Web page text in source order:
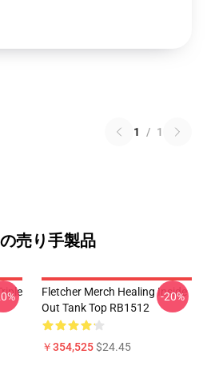
1 / 1
売り手製品
Fletcher Merch Healing Inside
Out Tank Top RB1512
￥354,525$24.45
-20%